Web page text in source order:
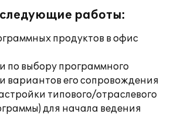
работы:
продуктов в офис
по выбору программного
вариантов его сопровождения
типового/отраслевого
для начала ведения